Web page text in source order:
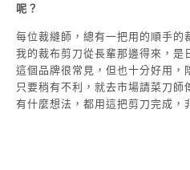
呢？
每位裁縫師，總有一把用的順手的
我的裁布剪刀從長輩那邊得來，是
這個品牌很常見，但也十分好用，
只要稍有不利，就去市場請菜刀師
有什麼想法，都用這把剪刀完成，